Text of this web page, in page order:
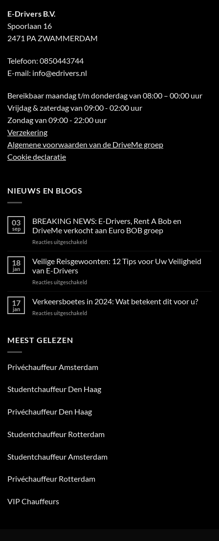
E-Drivers B.V.
Spoorlaan 16
2471 PA ZWAMMERDAM
Telefoon: 0850443744
E-mail: info@edrivers.nl
Bereikbaar maandag t/m donderdag van 08:00 – 00:00 uur
Vrijdag & zaterdag van 09:00 - 02:00 uur
Zondag van 09:00 - 22:00 uur
Verzekering
Algemene voorwaarden van de DriveMe groep
Cookie declaratie
NIEUWS EN BLOGS
03
sep
BREAKING NEWS: E-Drivers, Rent A Bob en
DriveMe verkocht aan Euro BOB groep
Reacties uitgeschakeldvoor
NEWS:
E-
Rent
Bob
DriveMe
18
jan
Veilige Reisgewoonten: 12 Tips voor Uw Veiligheid
van E-Drivers
Reacties uitgeschakeldvoor
Reisgewoonten:
12
Tips
Drivers
17
jan
Verkeersboetes in 2024: Wat betekent dit voor u?
Reacties uitgeschakeldvoor
voor
MEEST GELEZEN
Privéchauffeur Amsterdam
Studentchauffeur Den Haag
Privéchauffeur Den Haag
Studentchauffeur Rotterdam
Studentchauffeur Amsterdam
Privéchauffeur Rotterdam
VIP Chauffeurs